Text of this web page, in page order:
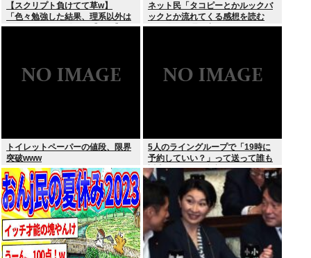
【スクリプト負けてて草w】
「色々勉強した結果、理系以外は
エラー品だと気付いた【ガチ】」
ネット民「タコピーとかルックバ
ックとか流れてくる感想を読む
と、俺って理解力低すぎ！？ って
トイレットペーパーの値段、限界
突破www
5人のライングループで「19時に
予約していい？」って送って誰も
返事しないから無視でいいよね？